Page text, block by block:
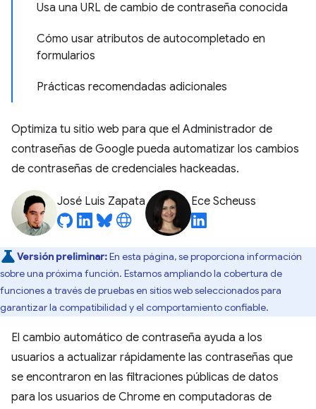
Usa una URL de cambio de contraseña conocida
Cómo usar atributos de autocompletado en
formularios
Prácticas recomendadas adicionales
Optimiza tu sitio web para que el Administrador de
contraseñas de Google pueda automatizar los cambios
de contraseñas de credenciales hackeadas.
José Luis Zapata Ece Scheuss
Versión preliminar:En esta página, se proporciona información
sobre una próxima función. Estamos ampliando la cobertura de
funciones a través de pruebas en sitios web seleccionados para
garantizar la compatibilidad y el comportamiento confiable.
El cambio automático de contraseña ayuda a los
usuarios a actualizar rápidamente las contraseñas que
se encontraron en las filtraciones públicas de datos
para los usuarios de Chrome en computadoras de